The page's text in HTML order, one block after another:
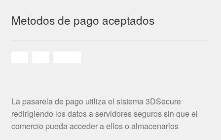
Metodos de pago aceptados
La pasarela de pago utiliza el sistema 3DSecure
redirigiendo los datos a servidores seguros sin que el
comercio pueda acceder a ellos o almacenarlos